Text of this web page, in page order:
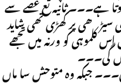
ہے۔۔۔ ثانیہ تع غصے سے
سیڑھی پر کھڑی تھی شاید
کلموہی کو ورنہ میں تجھے
گی۔۔۔
جبکہ وہ متوحش سا ماں